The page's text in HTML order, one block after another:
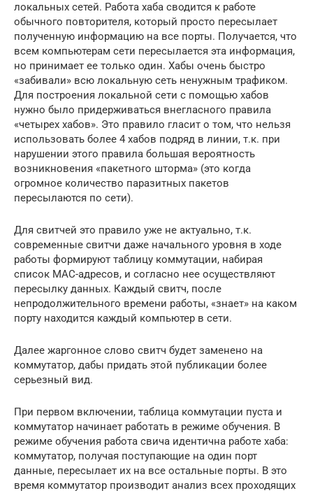
локальных сетей. Работа хаба сводится к работе
обычного повторителя, который просто пересылает
полученную информацию на все порты. Получается, что
всем компьютерам сети пересылается эта информация,
но принимает ее только один. Хабы очень быстро
«забивали» всю локальную сеть ненужным трафиком.
Для построения локальной сети с помощью хабов
нужно было придерживаться внегласного правила
«четырех хабов». Это правило гласит о том, что нельзя
использовать более 4 хабов подряд в линии, т.к. при
нарушении этого правила большая вероятность
возникновения «пакетного шторма» (это когда
огромное количество паразитных пакетов
пересылаются по сети).
Для свитчей это правило уже не актуально, т.к.
современные свитчи даже начального уровня в ходе
работы формируют таблицу коммутации, набирая
список MAC-адресов, и согласно нее осуществляют
пересылку данных. Каждый свитч, после
непродолжительного времени работы, «знает» на каком
порту находится каждый компьютер в сети.
Далее жаргонное слово свитч будет заменено на
коммутатор, дабы придать этой публикации более
серьезный вид.
При первом включении, таблица коммутации пуста и
коммутатор начинает работать в режиме обучения. В
режиме обучения работа свича идентична работе хаба:
коммутатор, получая поступающие на один порт
данные, пересылает их на все остальные порты. В это
время коммутатор производит анализ всех проходящих